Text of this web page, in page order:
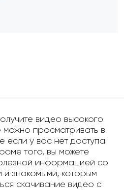
видео высокого
можно просматривать в
если у вас нет доступа
того, вы можете
информацией со
и знакомыми, которым
скачивание видео с